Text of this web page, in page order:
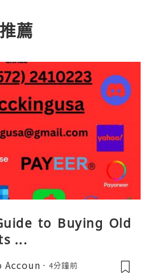
薦
to Buying Old
...
Accoun 4分鐘前